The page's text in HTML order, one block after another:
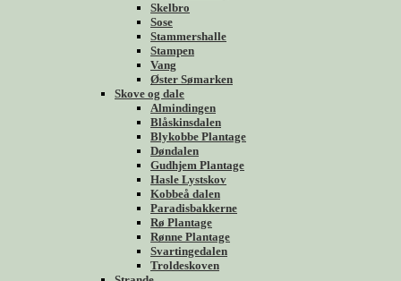
Skelbro
Sose
Stammershalle
Stampen
Vang
Øster Sømarken
Skove og dale
Almindingen
Blåskinsdalen
Blykobbe Plantage
Døndalen
Gudhjem Plantage
Hasle Lystskov
Kobbeå dalen
Paradisbakkerne
Rø Plantage
Rønne Plantage
Svartingedalen
Troldeskoven